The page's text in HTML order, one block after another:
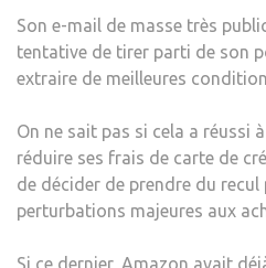
Son e-mail de masse très
tentative de tirer parti de son
extraire de meilleures
On ne sait pas si cela a réussi
réduire ses frais de carte de
de décider de prendre du recul
perturbations majeures aux
Si ce dernier, Amazon avait